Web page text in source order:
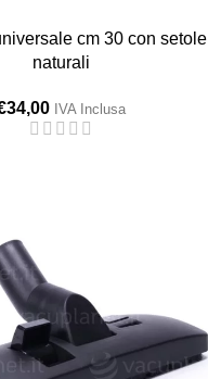
cm 30 con setole
naturali
34,00 IVA Inclusa